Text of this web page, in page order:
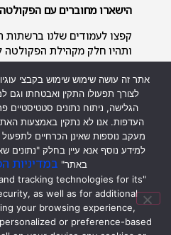
הישארו מחוברים עם
קפצו לעמודים שלנו ברשתות
ותהיו חלק מקהילת
כל הזכויות
המחשב והמידע
to
Computer
Science and to
לצורך תפעולו התקין ואבטחתו וגם
הגלישה, ניתוח נתונים
העדפות. אנו לא נתקין באמצעות האתר
מעקב נוספות שאינן הכרחיים
למידע נוסף אנא עיין בחלק "נתונים
באתר" במדיניות
tracking technologies for its
as well as for additional
your browsing experience,
or preference-based